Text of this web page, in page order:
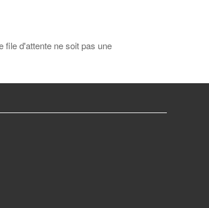
file d'attente ne soit pas une